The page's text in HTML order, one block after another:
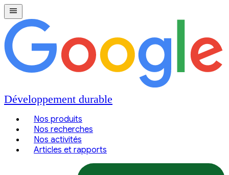
Développement durable
Nos produits
Nos recherches
Nos activités
Articles et rapports